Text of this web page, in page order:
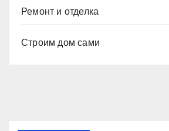
Ремонт и отделка
Строим дом сами